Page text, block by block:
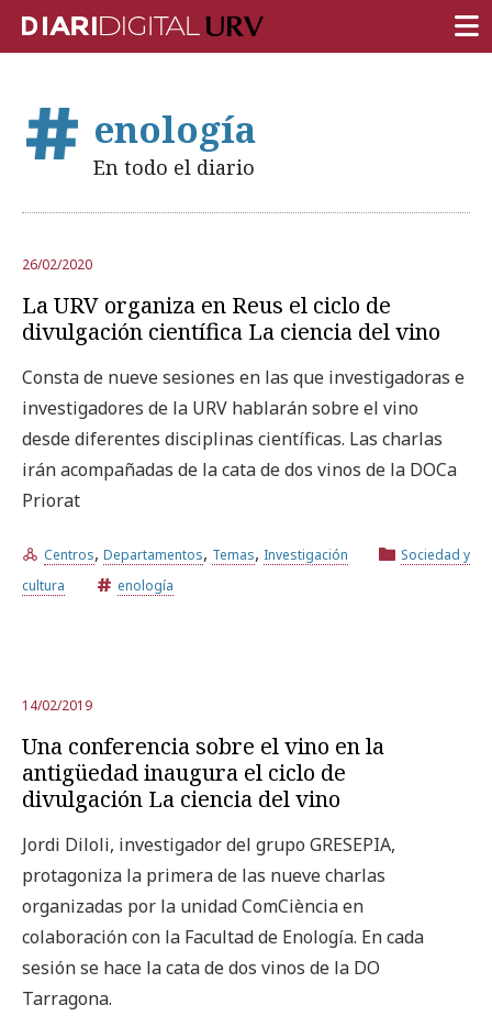
INVESTIGACIÓN
VIDA EN EL CAMPUS
COMUNIDAD URV
Ámbitos universitarios
Prueba la búsqueda avanzada
enología
En todo el diario
26/02/2020
La URV organiza en Reus el ciclo de
divulgación científica La ciencia del vino
Consta de nueve sesiones en las que investigadoras e
investigadores de la URV hablarán sobre el vino
desde diferentes disciplinas científicas. Las charlas
irán acompañadas de la cata de dos vinos de la DOCa
Priorat
Centros, Departamentos, Temas, Investigación
Sociedad y
cultura
enología
14/02/2019
Una conferencia sobre el vino en la
antigüedad inaugura el ciclo de
divulgación La ciencia del vino
Jordi Diloli, investigador del grupo GRESEPIA,
protagoniza la primera de las nueve charlas
organizadas por la unidad ComCiència en
colaboración con la Facultad de Enología. En cada
sesión se hace la cata de dos vinos de la DO
Tarragona.